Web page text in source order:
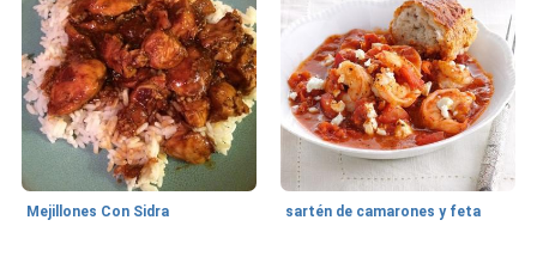
Mejillones Con Sidra sartén de camarones y feta